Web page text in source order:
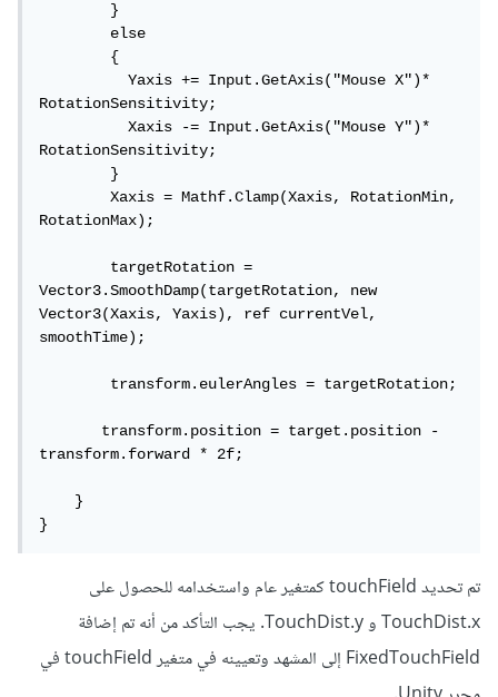
        }
        else
        {
          Yaxis += Input.GetAxis("Mouse X")*
RotationSensitivity;
          Xaxis -= Input.GetAxis("Mouse Y")*
RotationSensitivity;
        }
        Xaxis = Mathf.Clamp(Xaxis, RotationMin,
RotationMax);
        targetRotation =
Vector3.SmoothDamp(targetRotation, new
Vector3(Xaxis, Yaxis), ref currentVel,
smoothTime);
        transform.eulerAngles = targetRotation;
       transform.position = target.position -
transform.forward * 2f;
    }
}
تم تحديد touchField كمتغير عام واستخدامه للحصول على
TouchDist.x و TouchDist.y. يجب التأكد من أنه تم إضافة
FixedTouchField إلى المشهد وتعيينه في متغير touchField في